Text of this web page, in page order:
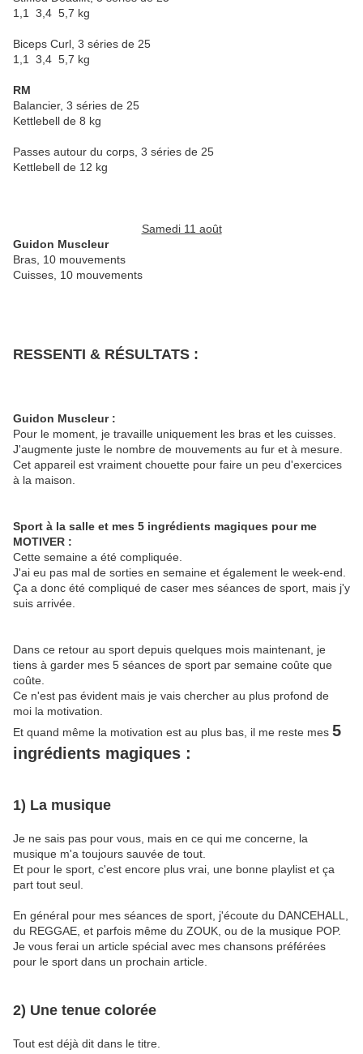
1,1 3,4 5,7 kg
Biceps Curl, 3 séries de 25
1,1 3,4 5,7 kg
RM
Balancier, 3 séries de 25
Kettlebell de 8 kg
Passes autour du corps, 3 séries de 25
Kettlebell de 12 kg
Samedi 11 août
Guidon Muscleur
Bras, 10 mouvements
Cuisses, 10 mouvements
RESSENTI & RÉSULTATS :
Guidon Muscleur :
Pour le moment, je travaille uniquement les bras et les cuisses.
J'augmente juste le nombre de mouvements au fur et à mesure.
Cet appareil est vraiment chouette pour faire un peu d'exercices
à la maison.
Sport à la salle et mes 5 ingrédients magiques pour me
MOTIVER :
Cette semaine a été compliquée.
J'ai eu pas mal de sorties en semaine et également le week-end.
Ça a donc été compliqué de caser mes séances de sport, mais j'y
suis arrivée.
Dans ce retour au sport depuis quelques mois maintenant, je
tiens à garder mes 5 séances de sport par semaine coûte que
coûte.
Ce n'est pas évident mais je vais chercher au plus profond de
moi la motivation.
Et quand même la motivation est au plus bas, il me reste mes 5
ingrédients magiques :
1) La musique
Je ne sais pas pour vous, mais en ce qui me concerne, la
musique m'a toujours sauvée de tout.
Et pour le sport, c'est encore plus vrai, une bonne playlist et ça
part tout seul.
En général pour mes séances de sport, j'écoute du DANCEHALL,
du REGGAE, et parfois même du ZOUK, ou de la musique POP.
Je vous ferai un article spécial avec mes chansons préférées
pour le sport dans un prochain article.
2) Une tenue colorée
Tout est déjà dit dans le titre.